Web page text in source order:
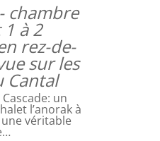
chambre
à 2
rez-de-
sur les
Cantal
un
l’anorak à
véritable